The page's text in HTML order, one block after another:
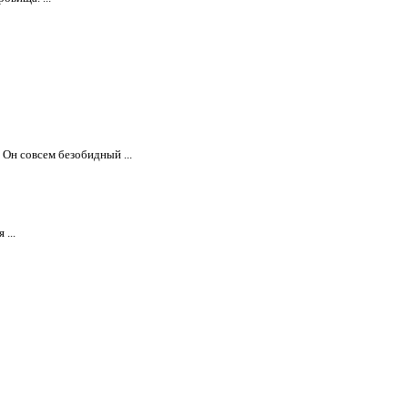
совсем безобидный ...